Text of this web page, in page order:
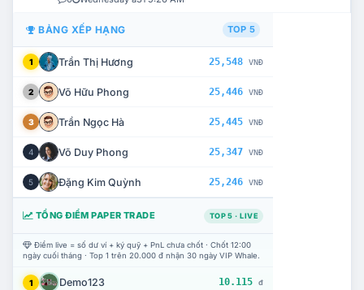
BẢNG XẾP HẠNG TOP 5
1 Trần Thị Hương 25,548 VNĐ
2 Võ Hữu Phong 25,446 VNĐ
3 Trần Ngọc Hà 25,445 VNĐ
4 Võ Duy Phong 25,347 VNĐ
5 Đặng Kim Quỳnh 25,246 VNĐ
TỔNG ĐIỂM PAPER TRADE TOP 5 · LIVE
Điểm live = số dư ví + ký quỹ + PnL chưa chốt · Chốt 12:00
ngày cuối tháng · Top 1 trên 20.000 đ nhận 30 ngày VIP Whale.
1 Demo123 10.115 đ